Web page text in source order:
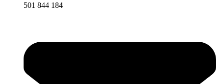
501 844 184